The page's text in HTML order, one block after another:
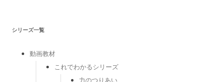
シリーズ一覧
動画教材
これでわかるシリーズ
力のつりあい